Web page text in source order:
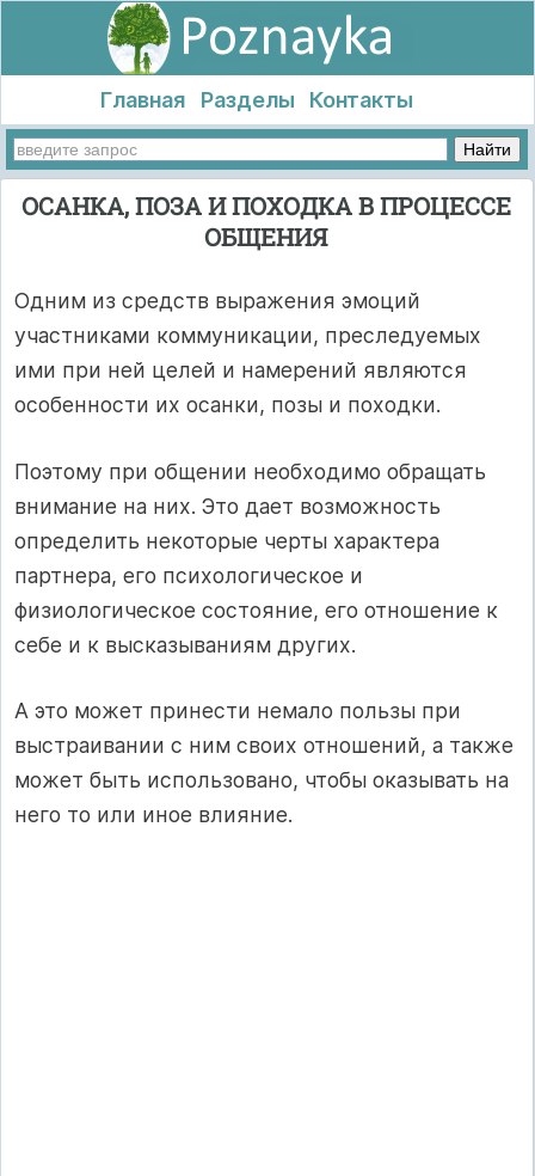
Главная Разделы Контакты
ОСАНКА, ПОЗА И ПОХОДКА В ПРОЦЕССЕ
ОБЩЕНИЯ
Одним из средств выражения эмоций
участниками коммуникации, преследуемых
ими при ней целей и намерений являются
особенности их осанки, позы и походки.
Поэтому при общении необходимо обращать
внимание на них. Это дает возможность
определить некоторые черты характера
партнера, его психологическое и
физиологическое состояние, его отношение к
себе и к высказываниям других.
А это может принести немало пользы при
выстраивании с ним своих отношений, а также
может быть использовано, чтобы оказывать на
него то или иное влияние.